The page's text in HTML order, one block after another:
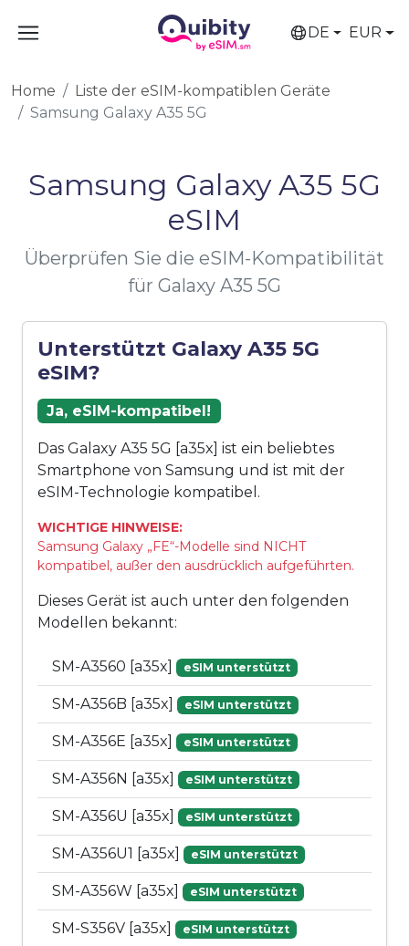
DE EUR
Home
Liste der eSIM-kompatiblen Geräte
Samsung Galaxy A35 5G
Samsung Galaxy A35 5G
eSIM
Überprüfen Sie die eSIM-Kompatibilität
für Galaxy A35 5G
Unterstützt Galaxy A35 5G
eSIM?
Ja, eSIM-kompatibel!
Das Galaxy A35 5G [a35x] ist ein beliebtes
Smartphone von Samsung und ist mit der
eSIM-Technologie kompatibel.
WICHTIGE HINWEISE:
Samsung Galaxy „FE“-Modelle sind NICHT
kompatibel, außer den ausdrücklich aufgeführten.
Dieses Gerät ist auch unter den folgenden
Modellen bekannt:
SM-A3560 [a35x] eSIM unterstützt
SM-A356B [a35x] eSIM unterstützt
SM-A356E [a35x] eSIM unterstützt
SM-A356N [a35x] eSIM unterstützt
SM-A356U [a35x] eSIM unterstützt
SM-A356U1 [a35x] eSIM unterstützt
SM-A356W [a35x] eSIM unterstützt
SM-S356V [a35x] eSIM unterstützt